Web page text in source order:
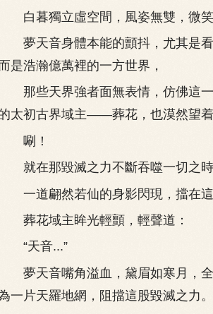
白暮獨立虛空間，風姿無雙，微笑
夢天音身體本能的顫抖，尤其是看
是浩瀚億萬裡的一方世界，
那些天界強者面無表情，仿佛這一
太初古界域主——葬花，也漠然望着
唰！
就在那毀滅之力不斷吞噬一切之時
一道翩然若仙的身影閃現，擋在這
葬花域主眸光輕顫，輕聲道：
“天音...”
夢天音嘴角溢血，黛眉如寒月，全
一片天羅地網，阻擋這股毀滅之力。